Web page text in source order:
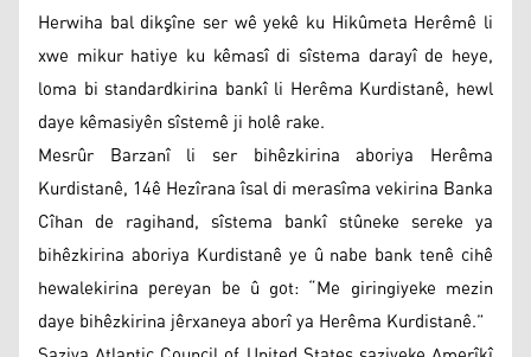
Herwiha bal dikşîne ser wê yekê ku Hikûmeta Herêmê li
xwe mikur hatiye ku kêmasî di sîstema darayî de heye,
loma bi standardkirina bankî li Herêma Kurdistanê, hewl
daye kêmasiyên sîstemê ji holê rake.
Mesrûr Barzanî li ser bihêzkirina aboriya Herêma
Kurdistanê, 14ê Hezîrana îsal di merasîma vekirina Banka
Cîhan de ragihand, sîstema bankî stûneke sereke ya
bihêzkirina aboriya Kurdistanê ye û nabe bank tenê cihê
hewalekirina pereyan be û got: “Me giringiyeke mezin
daye bihêzkirina jêrxaneya aborî ya Herêma Kurdistanê.”